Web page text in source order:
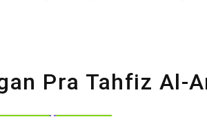
Pra Tahfiz Al-